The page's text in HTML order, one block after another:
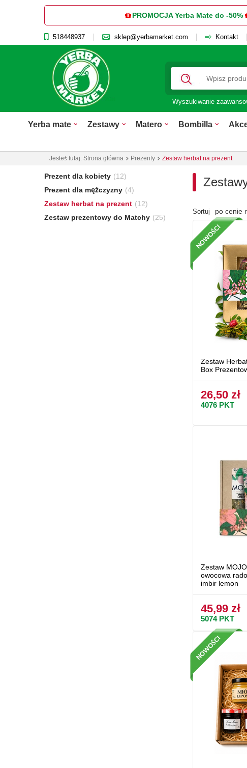
PROMOCJA Yerba Mate do -50%
518448937 sklep@yerbamarket.com Kontakt
Wyszukiwanie
Yerba mate Zestawy Matero Bombilla
Jesteś tutaj: Strona główna Prezenty Zestaw herbat na prezent
Prezent dla kobiety (12)
Prezent dla mężczyzny (4)
Zestaw herbat na prezent (12)
Zestaw prezentowy do Matchy (25)
Sortuj po cenie
Zestaw
Box
26,50 zł
4076 PKT
Zestaw
owocowa
imbir lemon
45,99 zł
5074PKT